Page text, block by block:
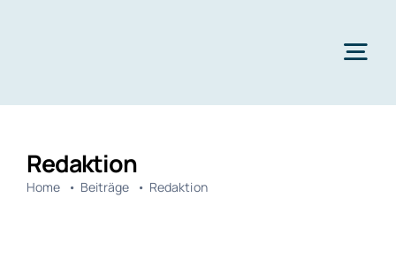
Redaktion
Home Beiträge Redaktion